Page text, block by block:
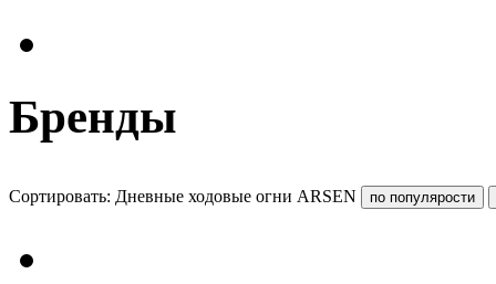
Бренды
Сортировать: Дневные ходовые огни ARSEN